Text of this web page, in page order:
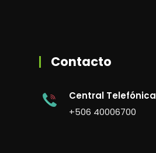
Contacto
Central Telefónica
+506 40006700